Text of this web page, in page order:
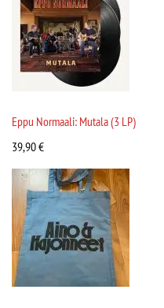
Eppu Normaali: Mutala (3 LP)
39,90€